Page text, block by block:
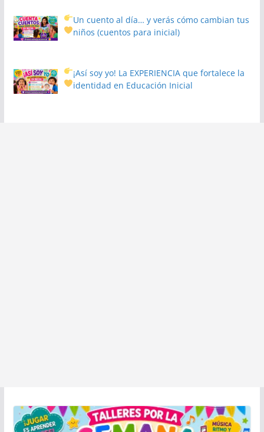
Un cuento al día… y verás cómo cambian tus
niños(cuentos para inicial)
¡Así soy yo! La EXPERIENCIA que fortalece la
identidad en Educación Inicial